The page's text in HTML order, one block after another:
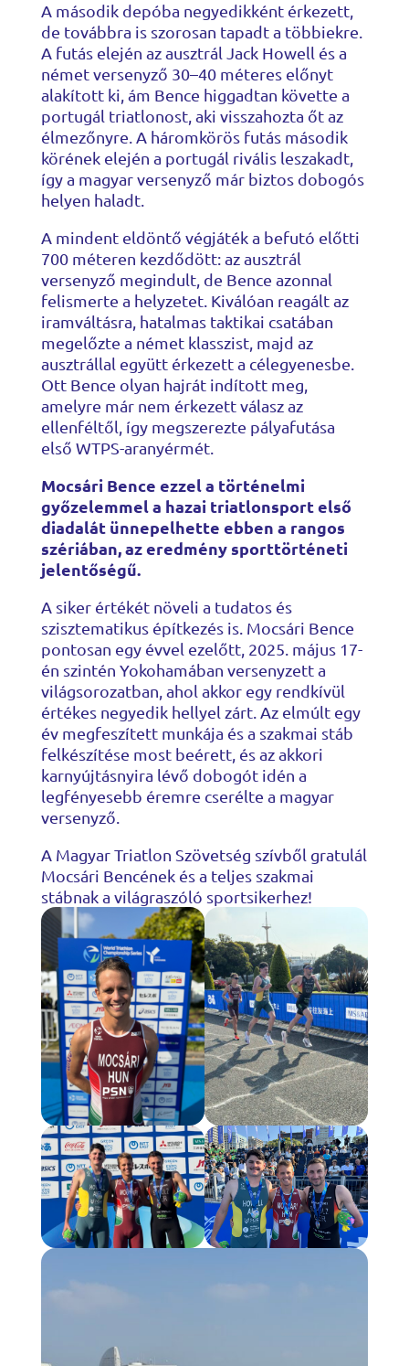
A második depóba negyedikként érkezett,
de továbbra is szorosan tapadt a többiekre.
A futás elején az ausztrál Jack Howell és a
német versenyző 30–40 méteres előnyt
alakított ki, ám Bence higgadtan követte a
portugál triatlonost, aki visszahozta őt az
élmezőnyre. A háromkörös futás második
körének elején a portugál rivális leszakadt,
így a magyar versenyző már biztos dobogós
helyen haladt.
A mindent eldöntő végjáték a befutó előtti
700 méteren kezdődött: az ausztrál
versenyző megindult, de Bence azonnal
felismerte a helyzetet. Kiválóan reagált az
iramváltásra, hatalmas taktikai csatában
megelőzte a német klasszist, majd az
ausztrállal együtt érkezett a célegyenesbe.
Ott Bence olyan hajrát indított meg,
amelyre már nem érkezett válasz az
ellenféltől, így megszerezte pályafutása
első WTPS-aranyérmét.
Mocsári Bence ezzel a történelmi
győzelemmel a hazai triatlonsport első
diadalát ünnepelhette ebben a rangos
szériában, az eredmény sporttörténeti
jelentőségű.
A siker értékét növeli a tudatos és
szisztematikus építkezés is. Mocsári Bence
pontosan egy évvel ezelőtt, 2025. május 17-
én szintén Yokohamában versenyzett a
világsorozatban, ahol akkor egy rendkívül
értékes negyedik hellyel zárt. Az elmúlt egy
év megfeszített munkája és a szakmai stáb
felkészítése most beérett, és az akkori
karnyújtásnyira lévő dobogót idén a
legfényesebb éremre cserélte a magyar
versenyző.
A Magyar Triatlon Szövetség szívből gratulál
Mocsári Bencének és a teljes szakmai
stábnak a világraszóló sportsikerhez!